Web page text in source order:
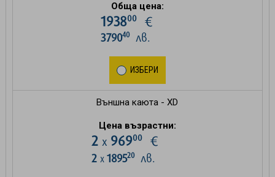
Обща цена:
193800€
379040лв.
ИЗБЕРИ
Външна каюта - XD
Цена възрастни:
2 х 96900€
2 х 189520лв.